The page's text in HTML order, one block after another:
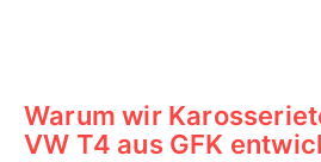
Warum wir
VW T4 aus GFK